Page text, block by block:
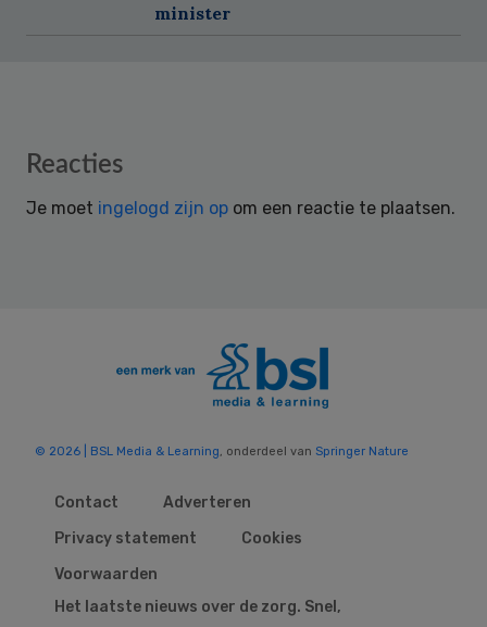
minister
Reader
Reacties
Je moet ingelogd zijn op om een reactie te plaatsen.
© 2026 | BSL Media & Learning, onderdeel van Springer Nature
Contact
Adverteren
Privacy statement
Cookies
Voorwaarden
Het laatste nieuws over de zorg. Snel,